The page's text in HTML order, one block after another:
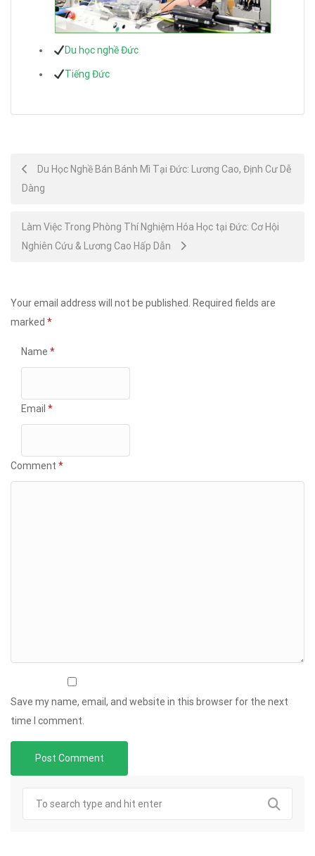
Du học nghề Đức
Tiếng Đức
Post
navigation
Du Học Nghề Bán Bánh Mì Tại Đức: Lương Cao, Định Cư Dễ
Dàng
Làm Việc Trong Phòng Thí Nghiệm Hóa Học tại Đức: Cơ Hội
Nghiên Cứu & Lương Cao Hấp Dẫn
Your email address will not be published. Required fields are
marked *
Name *
Email *
Comment *
Save my name, email, and website in this browser for the next
time I comment.